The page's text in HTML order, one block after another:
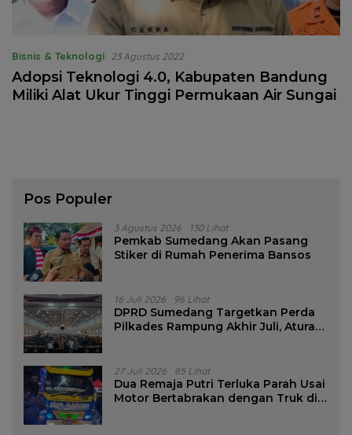
Bisnis & Teknologi 23 Agustus 2022
Adopsi Teknologi 4.0, Kabupaten Bandung
Miliki Alat Ukur Tinggi Permukaan Air Sungai
Pos Populer
3 Agustus 2026 130 Lihat
Pemkab Sumedang Akan Pasang
Stiker di Rumah Penerima Bansos
16 Juli 2026 96 Lihat
DPRD Sumedang Targetkan Perda
Pilkades Rampung Akhir Juli, Aturan
27 Juli 2026 85 Lihat
Dua Remaja Putri Terluka Parah Usai
Motor Bertabrakan dengan Truk di